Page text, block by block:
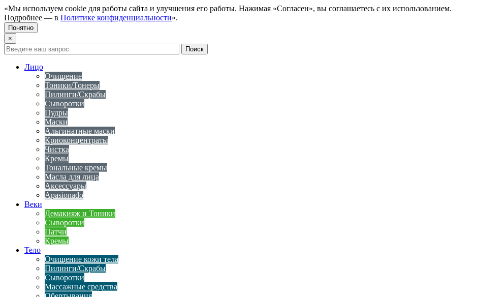
«Мы используем cookie для работы сайта и улучшения его работы. Нажимая «Согласен», вы соглашаетесь с их использованием.
Подробнее — в Политике конфиденциальности».
Понятно
×
Лицо
Очищение
Тоники/Тонеры
Пилинги/Скрабы
Сыворотки
Пудры
Маски
Альгинатные маски
Криоконцентраты
Чистка
Кремы
Тональные кремы
Масла для лица
Аксессуары
Apasionado
Веки
Демакияж и Тоники
Сыворотки
Патчи
Кремы
Тело
Очищение кожи тела
Пилинги/Скрабы
Сыворотки
Массажные средства